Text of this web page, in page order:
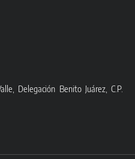
Delegación Benito Juárez, C.P.